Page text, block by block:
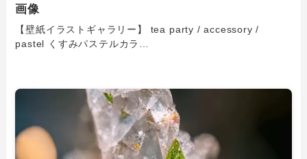
画像
【壁紙イラストギャラリー】 tea party / accessory /
pastel くすみパステルカラ…